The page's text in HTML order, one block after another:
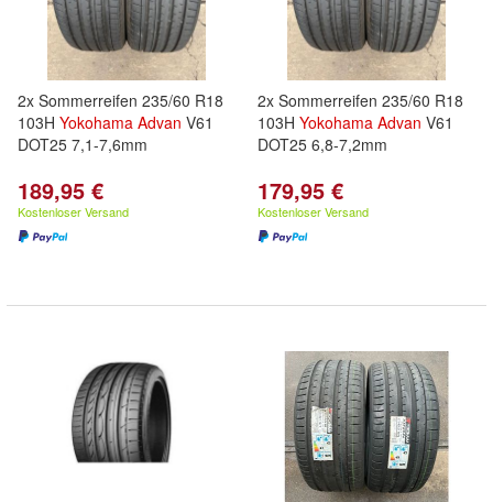
2x Sommerreifen 235/60 R18
103H Yokohama Advan V61
DOT25 7,1-7,6mm
189,95 €
Kostenloser Versand
2x Sommerreifen 235/60 R18
103H Yokohama Advan V61
DOT25 6,8-7,2mm
179,95 €
Kostenloser Versand